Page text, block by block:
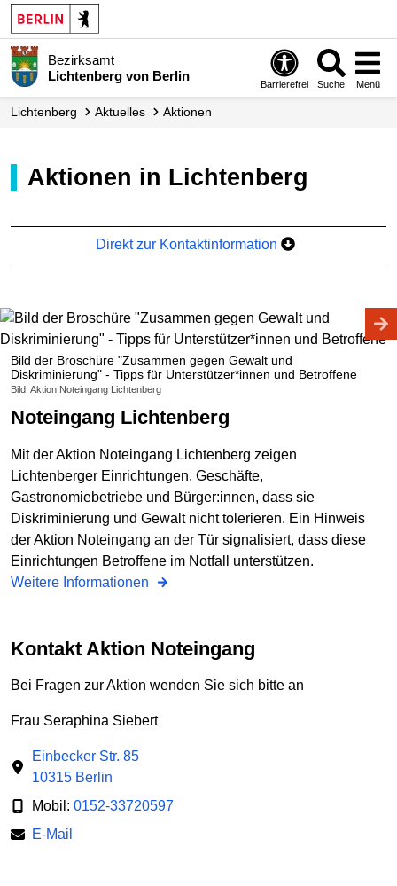
Bezirksamt
Lichtenberg von Berlin
Barrierefrei Suche Menü
Lichtenberg Aktuelles Aktionen
Aktionen in Lichtenberg
Direkt zur Kontaktinformation
Bild der Broschüre "Zusammen gegen Gewalt und
Diskriminierung" - Tipps für Unterstützer*innen und Betroffene
Bild: Aktion Noteingang Lichtenberg
Noteingang Lichtenberg
Mit der Aktion Noteingang Lichtenberg zeigen
Lichtenberger Einrichtungen, Geschäfte,
Gastronomiebetriebe und Bürger:innen, dass sie
Diskriminierung und Gewalt nicht tolerieren. Ein Hinweis
der Aktion Noteingang an der Tür signalisiert, dass diese
Einrichtungen Betroffene im Notfall unterstützen.
Weitere Informationen
Kontakt Aktion Noteingang
Bei Fragen zur Aktion wenden Sie sich bitte an
Frau Seraphina Siebert
Einbecker Str. 85
10315 Berlin
Mobil: 0152-33720597
E-Mail